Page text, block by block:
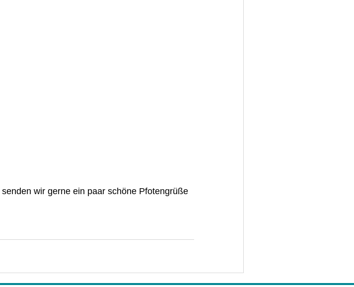
wir gerne ein paar schöne Pfotengrüße